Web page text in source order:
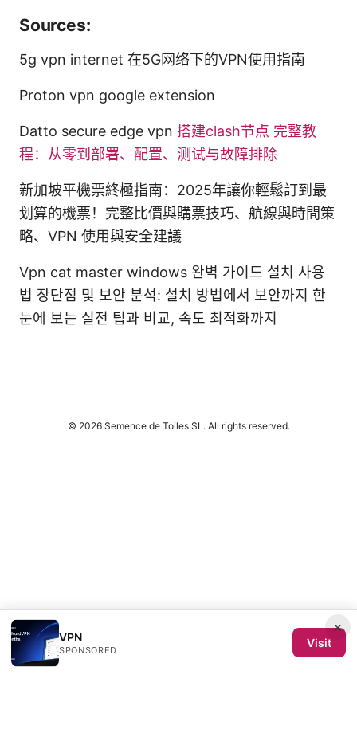
Sources:
5g vpn internet 在5G网络下的VPN使用指南
Proton vpn google extension
Datto secure edge vpn 搭建clash节点 完整教
程：从零到部署、配置、测试与故障排除
新加坡平機票終極指南：2025年讓你輕鬆訂到最
划算的機票！完整比價與購票技巧、航線與時間策
略、VPN 使用與安全建議
Vpn cat master windows 완벽 가이드 설치 사용
법 장단점 및 보안 분석: 설치 방법에서 보안까지 한
눈에 보는 실전 팁과 비교, 속도 최적화까지
×
VPN
SPONSORED
Visit
© 2026 Semence de Toiles SL. All rights reserved.